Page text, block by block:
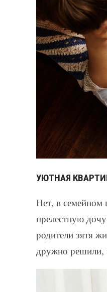
УЮТНАЯ
Нет, в семейном
прелестную
родители зятя
дружно решили,